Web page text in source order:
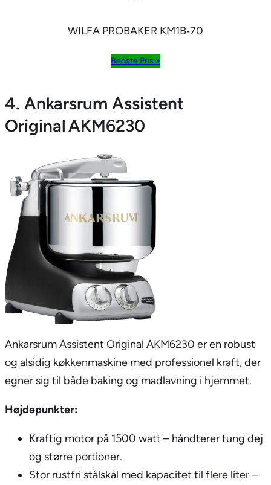
WILFA PROBAKER KM1B‑70
Bedste Pris »
4. Ankarsrum Assistent
Original AKM6230
Ankarsrum Assistent Original AKM6230 er en robust
og alsidig køkkenmaskine med professionel kraft, der
egner sig til både baking og madlavning i hjemmet.
Højdepunkter:
Kraftig motor på 1500 watt – håndterer tung dej
og større portioner.
Stor rustfri stålskål med kapacitet til flere liter –